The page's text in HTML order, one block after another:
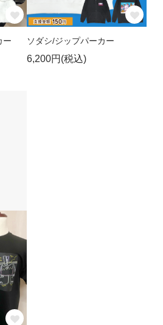
ー ソダシ/ジップパーカー
6,200円(税込)